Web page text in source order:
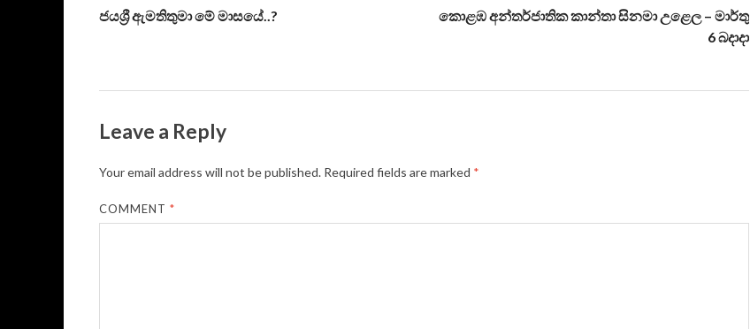
ජයශ්‍රී ඇමතිතුමා මේ මාසයේ..?
කොළඹ අන්තර්ජාතික කාන්තා සිනමා උළෙල – මාර්තු
6 බදාදා
Leave a Reply
Your email address will not be published. Required fields are marked *
COMMENT*